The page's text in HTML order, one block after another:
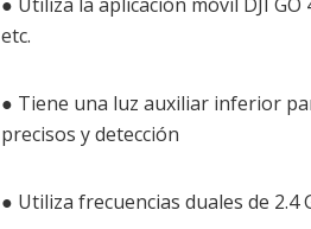
etc.
● Tiene una luz auxiliar inferior
precisos y detección
● Utiliza frecuencias duales de 2.4